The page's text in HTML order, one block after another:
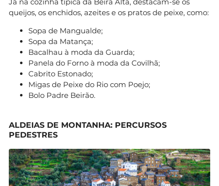
queijos, os enchidos, azeites e os pratos de peixe, como:
Sopa de Mangualde;
Sopa da Matança;
Bacalhau à moda da Guarda;
Panela do Forno à moda da Covilhã;
Cabrito Estonado;
Migas de Peixe do Rio com Poejo;
Bolo Padre Beirão.
ALDEIAS DE MONTANHA: PERCURSOS
PEDESTRES